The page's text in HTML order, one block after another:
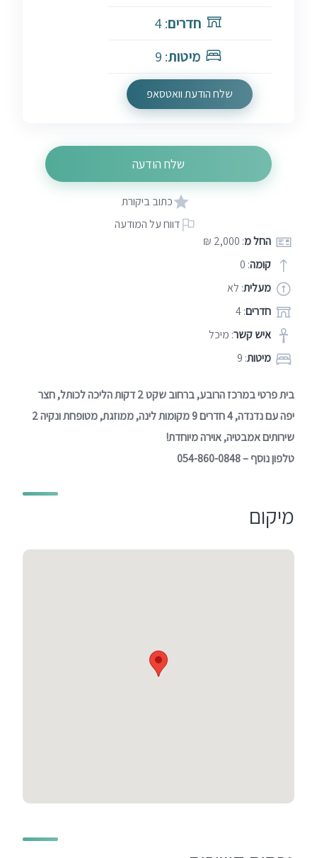
החל מ: 2,000 ₪
קומה: 0
מעלית: לא
חדרים: 4
איש קשר: מיכל
מיטות: 9
בית פרטי במרכז הרובע, ברחוב שקט 2 דקות הליכה לכותל, חצר
יפה עם נדנדה, 4 חדרים 9 מקומות לינה, ממוזגת, מטופחת ונקיה 2
שירותים אמבטיה, אוירה מיוחדת!
טלפון נוסף – 054-860-0848
מיקום
חדרים: 4
מיטות: 9
שלח הודעת וואטסאפ
שלח הודעה
כתוב ביקורת
דווח על המודעה